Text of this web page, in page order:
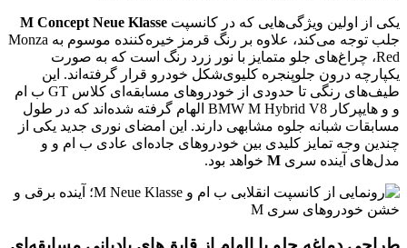
یکی از اولین ویژگی‌هایی که در کانسپت M Concept Neue Klasse
جلب توجه می‌کند، علاوه بر رنگ قرمز خیره‌کننده موسوم به Monza
Red، چراغ‌های جلو متمایز با نور زرد رنگ است که به صورت
یکپارچه درون جلوپنجره کلیوی‌شکل خودرو قرار گرفته‌اند. این
طیف‌های رنگی تا حدودی از خودروهای مسابقه‌ای کلاس GT ب ام
و و هایپرکار BMW M Hybrid V8 الهام گرفته شده‌اند که در طول
مسابقات شبانه جلوه مشابهی دارند. این امضای نوری جدید یکی از
چندین وجه تمایز کلیدی بین خودروهای جاده‌ای عادی ب ام و و
مدل‌های آینده سری M خواهد بود.